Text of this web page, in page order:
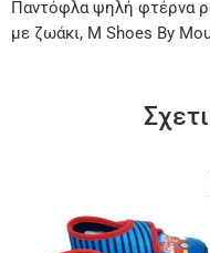
Παντόφλα ψηλή φτέρνα
με ζωάκι, M Shoes By